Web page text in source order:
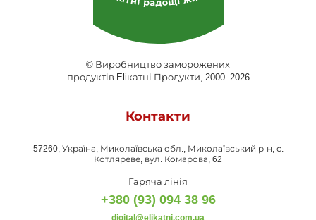
© Виробництво заморожених
продуктів Eliкатні Продукти, 2000–2026
Контакти
57260, Україна, Миколаївська обл., Миколаївський р-н, с.
Котляреве, вул. Комарова, 62
Гаряча лінія
+380 (93) 094 38 96
digital@elikatni.com.ua